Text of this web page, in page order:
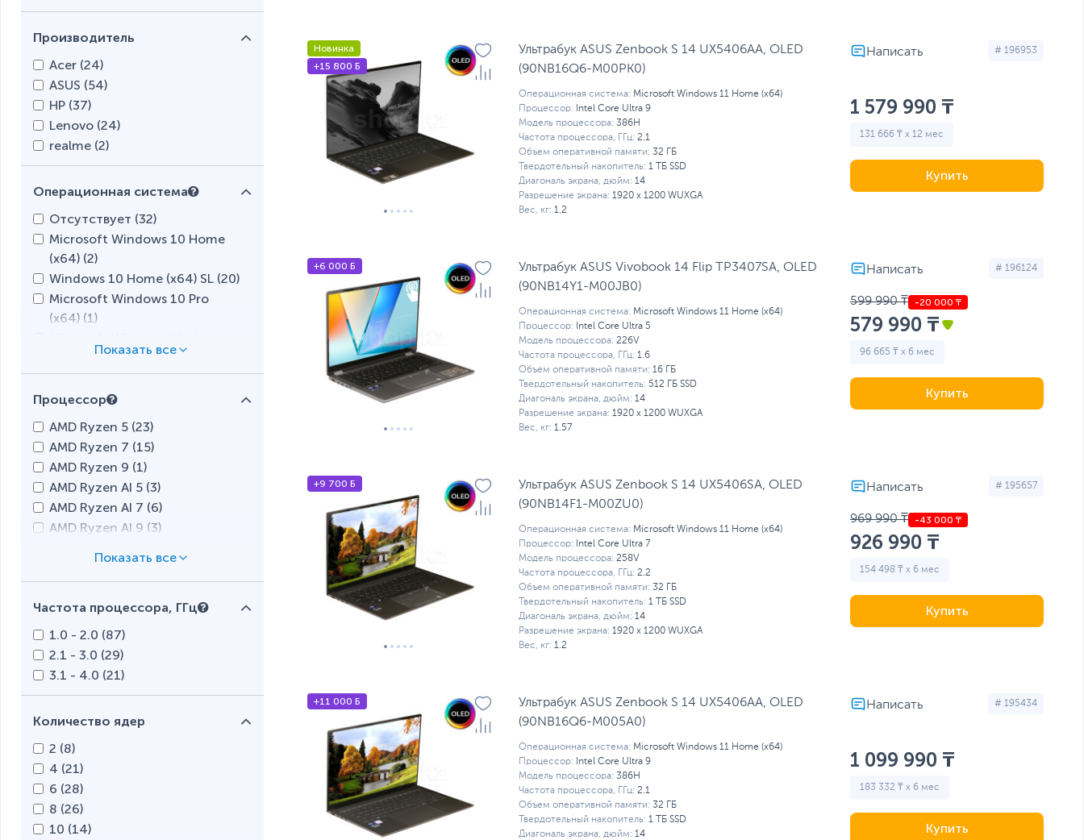
Производитель
Acer (24)
ASUS (54)
HP (37)
Lenovo (24)
realme (2)
Операционная система
Отсутствует (32)
Microsoft Windows 10 Home
(x64) (2)
Windows 10 Home (x64) SL (20)
Microsoft Windows 10 Pro
(x64) (1)
58)
Microsoft Windows 11 Home
(x64) SL (27
(x64) (1 )
Процессор
AMD Ryzen 5 (23)
AMD Ryzen 7 (15)
AMD Ryzen 9 (1)
AMD Ryzen AI 5 (3)
AMD Ryzen AI 7 (6)
AMD Ryzen AI 9 (3)
Intel Core i5 (24)
Intel Core i7 (
Intel Core Ultra 5 (
Intel Core Ultra 7 (
Qualcomm (6)
Частота процессора, ГГц
1.0 - 2.0 (87)
2.1 - 3.0 (29)
3.1 - 4.0 (21)
Количество ядер
2 (8)
4 (21)
6 (28)
8 (26)
10 (14)
Новинка
+15 800 Б
Ультрабук ASUS Zenbook S 14 UX5406AA, OLED
(90NB16Q6-M00PK0)
Операционная система: Microsoft Windows 11 Home (x64)
Процессор:
Intel Core Ultra 9
Модель процессора: 386H
Частота процессора, ГГц: 2.1
Объем оперативной памяти: 32 ГБ
Твердотельный накопитель: 1 ТБ SSD
Диагональ экрана, дюйм: 14
Разрешение экрана: 1920 x 1200 WUXGA
Вес, кг: 1.2
# 196953
1 579 990 ₸
131 666 ₸ x 12 мес
Купить
+6 000 Б
Ультрабук ASUS Vivobook 14 Flip TP3407SA, OLED
(90NB14Y1-M00JB0)
Операционная система: Microsoft Windows 11 Home (x64)
Процессор:
Intel Core Ultra 5
Модель процессора: 226V
Частота процессора, ГГц: 1.6
Объем оперативной памяти: 16 ГБ
Твердотельный накопитель: 512 ГБ SSD
Диагональ экрана, дюйм: 14
Разрешение экрана: 1920 x 1200 WUXGA
Вес, кг: 1.57
# 196124
599 990 ₸
579 990 ₸
96 665 ₸ x 6 мес
Купить
+9 700 Б
Ультрабук ASUS Zenbook S 14 UX5406SA, OLED
(90NB14F1-M00ZU0)
Операционная система: Microsoft Windows 11 Home (x64)
Процессор:
Intel Core Ultra 7
Модель процессора: 258V
Частота процессора, ГГц: 2.2
Объем оперативной памяти: 32 ГБ
Твердотельный накопитель: 1 ТБ SSD
Диагональ экрана, дюйм: 14
Разрешение экрана: 1920 x 1200 WUXGA
Вес, кг: 1.2
# 195657
969 990 ₸
926 990 ₸
154 498 ₸ x 6 мес
Купить
+11 000 Б
Ультрабук ASUS Zenbook S 14 UX5406AA, OLED
(90NB16Q6-M005A0)
Операционная система: Microsoft Windows 11 Home (x64)
Процессор:
Intel Core Ultra 9
Модель процессора: 386H
Частота процессора, ГГц: 2.1
Объем оперативной памяти: 32 ГБ
Твердотельный накопитель: 1 ТБ SSD
Диагональ экрана, дюйм: 14
# 195434
1 099 990 ₸
183 332 ₸ x 6 мес
Купить